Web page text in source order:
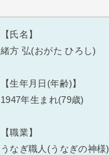
【氏名】
緒方 弘(おがた ひろし)
【生年月日(年齢)】
1947年生まれ(79歳)
【職業】
うなぎ職人(うなぎの神様)